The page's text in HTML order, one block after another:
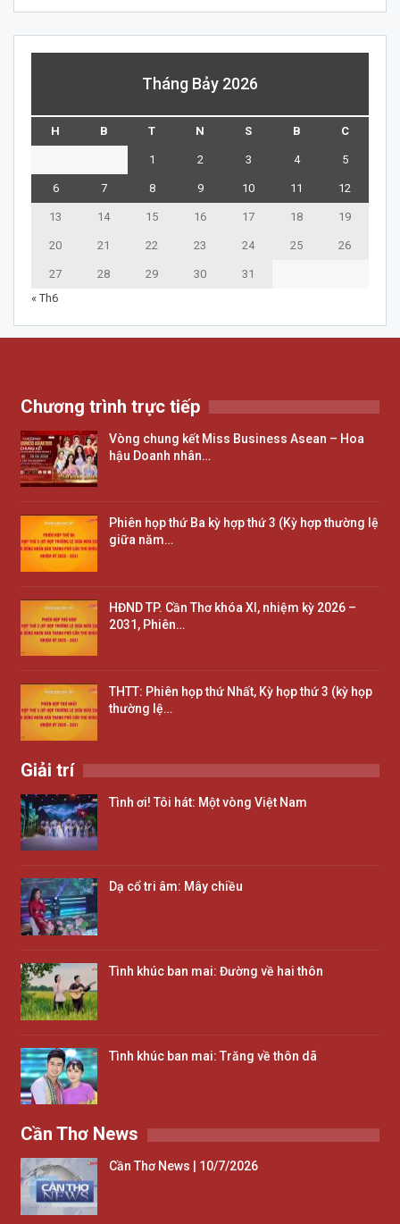
Tháng Bảy 2026
H B T N S B C
1 2 3 4 5
6 7 8 9 10 11 12
13 14 15 16 17 18 19
20 21 22 23 24 25 26
27 28 29 30
31
« Th6
Chương trình trực tiếp
Vòng chung kết Miss Business Asean – Hoa
hậu Doanh nhân…
Phiên họp thứ Ba kỳ hợp thứ 3 (Kỳ hợp thường lệ
giữa năm…
HĐND TP. Cần Thơ khóa XI, nhiệm kỳ 2026 –
2031, Phiên…
THTT: Phiên họp thứ Nhất, Kỳ họp thứ 3 (kỳ họp
thường lệ…
Giải trí
Tình ơi! Tôi hát: Một vòng Việt Nam
Dạ cổ tri âm: Mây chiều
Tình khúc ban mai: Đường về hai thôn
Tình khúc ban mai: Trăng về thôn dã
Cần Thơ News
Cần Thơ News | 10/7/2026